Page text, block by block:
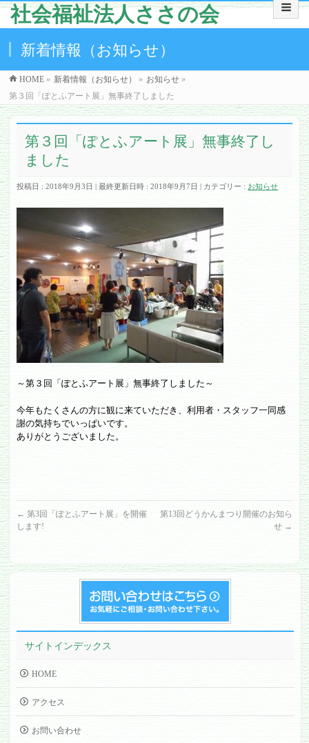
社会福祉法人ささの会
新着情報（お知らせ）
HOME » 新着情報（お知らせ） » お知らせ »
第３回「ぽとふアート展」無事終了しました
第３回「ぽとふアート展」無事終了し
ました
投稿日 : 2018年9月3日 最終更新日時 : 2018年9月7日 カテゴリー : お知らせ
～第３回「ぽとふアート展」無事終了しました～
今年もたくさんの方に観に来ていただき、利用者・スタッフ一同感
謝の気持ちでいっぱいです。
ありがとうございました。
← 第3回「ぽとふアート展」を開催
します!
第13回どうかんまつり開催のお知ら
せ →
サイトインデックス
HOME
アクセス
お問い合わせ